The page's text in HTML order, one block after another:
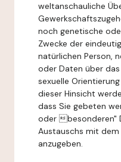
weltanschauliche
noch genetische
Zwecke der
natürlichen Person,
oder Daten über
sexuelle
dieser Hinsicht
dass Sie gebeten
oder besonderen"
Austauschs mit
anzugeben.